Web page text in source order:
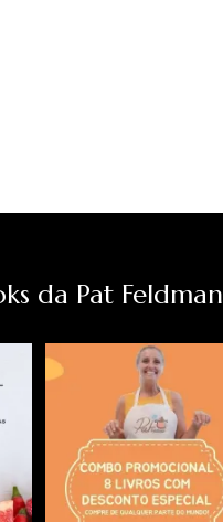
da Pat Feldman